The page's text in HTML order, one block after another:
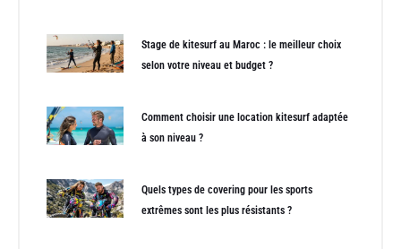
Stage de kitesurf au Maroc : le meilleur choix
selon votre niveau et budget ?
Comment choisir une location kitesurf adaptée
à son niveau ?
Quels types de covering pour les sports
extrêmes sont les plus résistants ?